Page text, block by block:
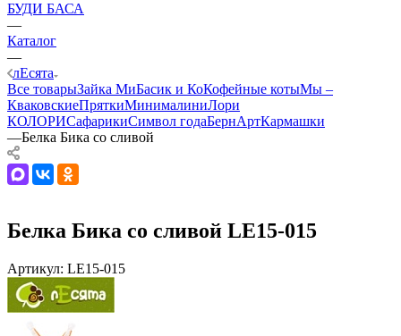
БУДИ БАСА
—
Каталог
—
лЕсята
Все товарыЗайка МиБасик и КоКофейные котыМы –
КваковскиеПряткиМинималиниЛори
КОЛОРИСафарикиСимвол годаБернАртКармашки
—Белка Бика со сливой
Белка Бика со сливой LE15-015
Артикул: LE15-015